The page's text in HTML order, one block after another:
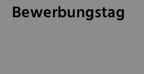
Bewerbungstag